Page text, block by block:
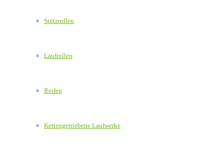
Stützrollen
Laufrollen
Reifen
Kettengetriebene Laufwerke